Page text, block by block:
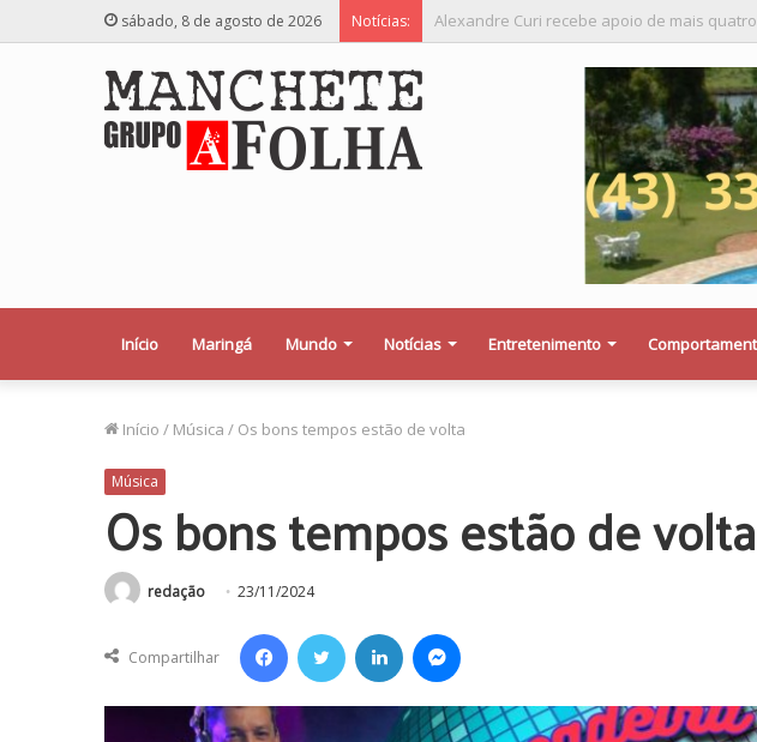
sábado, 8 de agosto de 2026 Notícias: Relator deseja saber se a Procuradoria
Início Maringá Mundo Notícias Entretenimento
Início / Música / Os bons tempos estão de volta
Música
Os bons tempos estão de volta
redação 23/11/2024
Compartilhar